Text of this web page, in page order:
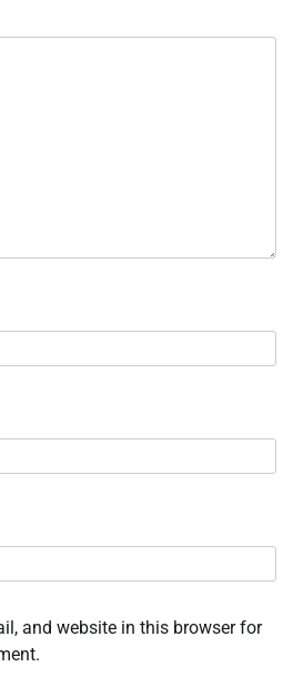
and website in this browser for